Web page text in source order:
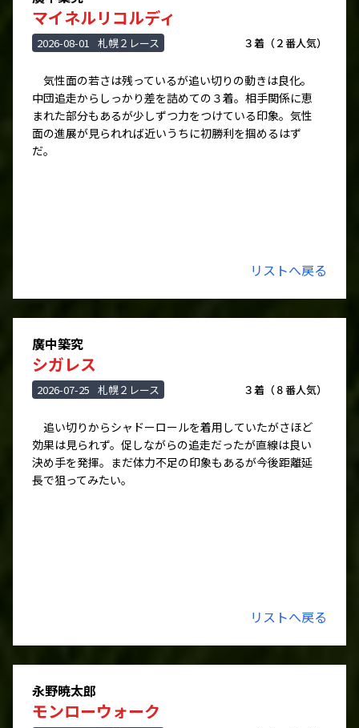
マイネルリコルディ
2026-08-01 札幌２レース ３着（２番人気）
気性面の若さは残っているが追い切りの動きは良化。
中団追走からしっかり差を詰めての３着。相手関係に恵
まれた部分もあるが少しずつ力をつけている印象。気性
面の進展が見られれば近いうちに初勝利を掴めるはず
だ。
リストへ戻る
廣中築究
シガレス
2026-07-25 札幌２レース ３着（８番人気）
追い切りからシャドーロールを着用していたがさほど
効果は見られず。促しながらの追走だったが直線は良い
決め手を発揮。まだ体力不足の印象もあるが今後距離延
長で狙ってみたい。
リストへ戻る
永野暁太郎
モンローウォーク